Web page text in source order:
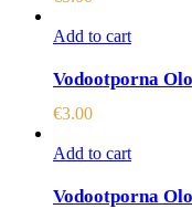
Add to cart
Vodootporna
€3.00
Add to cart
Vodootporna